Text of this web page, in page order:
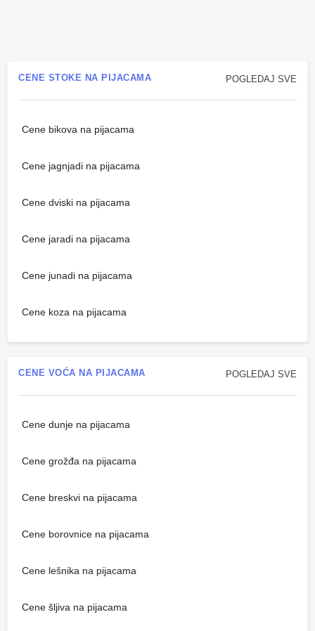
POGLEDAJ SVE
CENE STOKE NA PIJACAMA
Cene bikova na pijacama
Cene jagnjadi na pijacama
Cene dviski na pijacama
Cene jaradi na pijacama
Cene junadi na pijacama
Cene koza na pijacama
POGLEDAJ SVE
CENE VOĆA NA PIJACAMA
Cene dunje na pijacama
Cene grožđa na pijacama
Cene breskvi na pijacama
Cene borovnice na pijacama
Cene lešnika na pijacama
Cene šljiva na pijacama